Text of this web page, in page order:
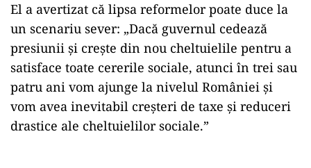
El a avertizat că lipsa reformelor poate duce la
un scenariu sever: „Dacă guvernul cedează
presiunii și crește din nou cheltuielile pentru a
satisface toate cererile sociale, atunci în trei sau
patru ani vom ajunge la nivelul României și
vom avea inevitabil creșteri de taxe și reduceri
drastice ale cheltuielilor sociale.”